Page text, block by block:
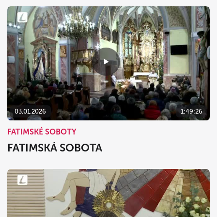
03.01.2026 1:49:26
FATIMSKÉ SOBOTY
FATIMSKÁ SOBOTA